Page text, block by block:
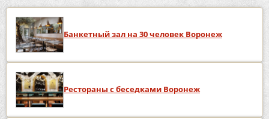
Банкетный зал на 30 человек Воронеж
Рестораны с беседками Воронеж